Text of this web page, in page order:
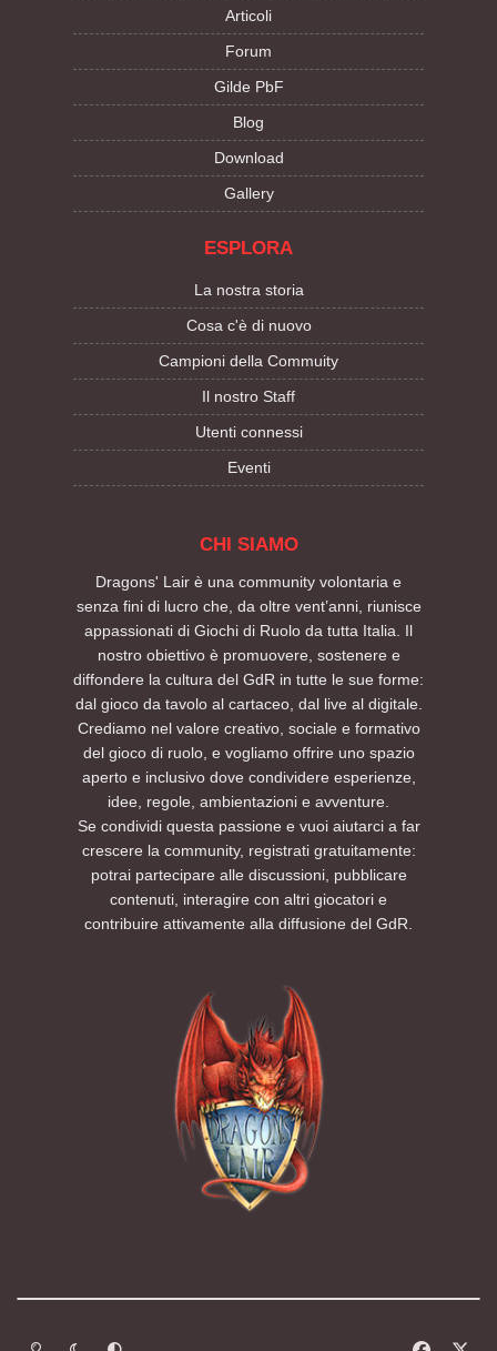
Articoli
Forum
Gilde PbF
Blog
Download
Gallery
ESPLORA
La nostra storia
Cosa c'è di nuovo
Campioni della Commuity
Il nostro Staff
Utenti connessi
Eventi
CHI SIAMO
Dragons' Lair è una community volontaria e
senza fini di lucro che, da oltre vent’anni, riunisce
appassionati di Giochi di Ruolo da tutta Italia. Il
nostro obiettivo è promuovere, sostenere e
diffondere la cultura del GdR in tutte le sue forme:
dal gioco da tavolo al cartaceo, dal live al digitale.
Crediamo nel valore creativo, sociale e formativo
del gioco di ruolo, e vogliamo offrire uno spazio
aperto e inclusivo dove condividere esperienze,
idee, regole, ambientazioni e avventure.
Se condividi questa passione e vuoi aiutarci a far
crescere la community, registrati gratuitamente:
potrai partecipare alle discussioni, pubblicare
contenuti, interagire con altri giocatori e
contribuire attivamente alla diffusione del GdR.
Modalità chiara
Modalità scuraSegui la preferenza del sistema